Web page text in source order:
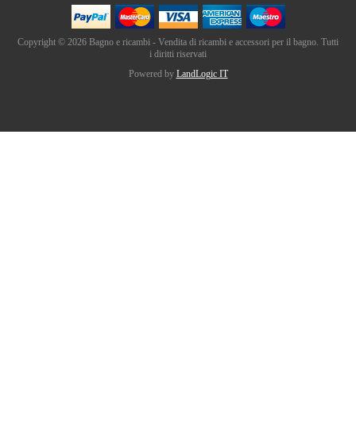
Copyright © 2026 Bagno e ricambi - Vendita di ricambi e accessori per il bagno. Tutti
i diritti riservati
Powered by LandLogic IT